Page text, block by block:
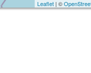
Leaflet | ©